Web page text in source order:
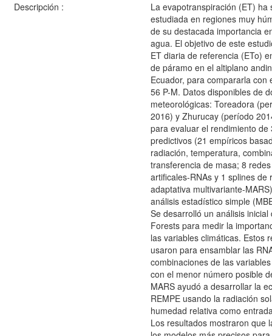
Descripción :
La evapotranspiración (ET) ha
estudiada en regiones muy
de su destacada importancia
agua. El objetivo de este
ET diaria de referencia (ETo)
de páramo en el altiplano
Ecuador, para compararla con
56 P-M. Datos disponibles de
meteorológicas: Toreadora
2016) y Zhurucay (período
para evaluar el rendimiento de
predictivos (21 empíricos
radiación, temperatura,
transferencia de masa; 8
artificales-RNAs y 1 splines de
adaptativa multivariante-
análisis estadístico simple
Se desarrolló un análisis inicial
Forests para medir la
las variables climáticas. Estos
usaron para ensamblar las
combinaciones de las
con el menor número posible
MARS ayudó a desarrollar la
REMPE usando la radiación
humedad relativa como
Los resultados mostraron que